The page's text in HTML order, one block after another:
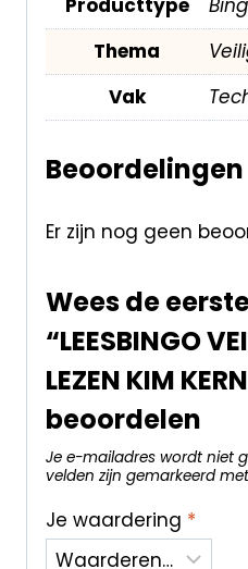
Thema
Vak
Beoordelingen
Er zijn nog geen
Wees de
“LEESBINGO
LEZEN KIM
beoordelen
Je e-mailadres wordt niet
velden zijn gemarkeerd met
Je waardering *